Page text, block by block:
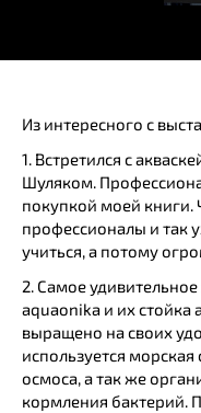
Из интересного с
1. Встретился с
Шуляком.
покупкой моей книги.
профессионалы и так
учиться, а потому
2. Самое
aquaonika и их стойка
выращено на своих
используется
осмоса, а так же
кормления бактерий.